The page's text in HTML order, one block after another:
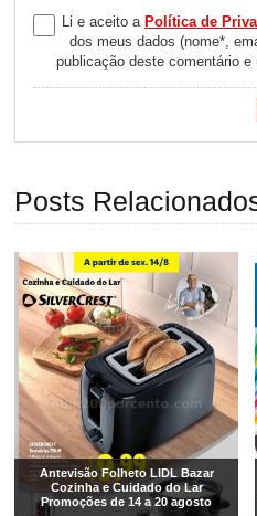
Li e aceito a Política de
dos meus dados (nome*,
publicação deste comentário
Posts
Antevisão Folheto LIDL Bazar
Cozinha e Cuidado do Lar
Promoções de 14 a 20 agosto